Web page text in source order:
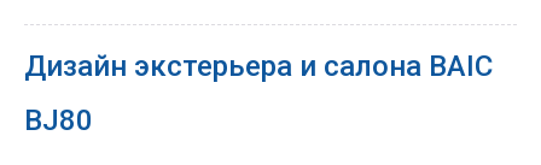
Дизайн экстерьера и салона BAIC
BJ80